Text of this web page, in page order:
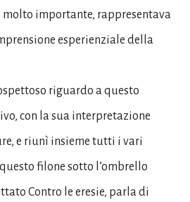
molto importante, rappresentava
esperienziale della
riguardo a questo
con la sua interpretazione
e riunì insieme tutti i vari
filone sotto l’ombrello
Contro le eresie, parla di